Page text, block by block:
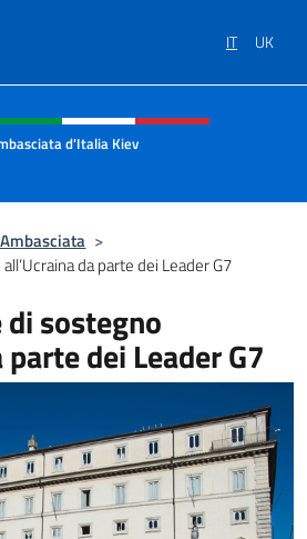
IT UK
social e menù
d'Italia Kiev
>
da parte dei Leader G7
sostegno
dei Leader G7